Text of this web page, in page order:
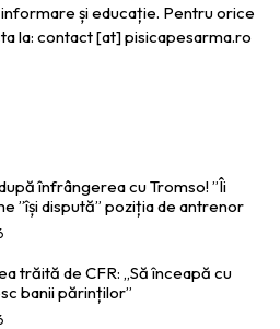
și educație. Pentru orice
la: contact [at] pisicapesarma.ro
înfrângerea cu Tromso! ”Îi
”își dispută” poziția de antrenor
trăită de CFR: „Să înceapă cu
banii părinților”